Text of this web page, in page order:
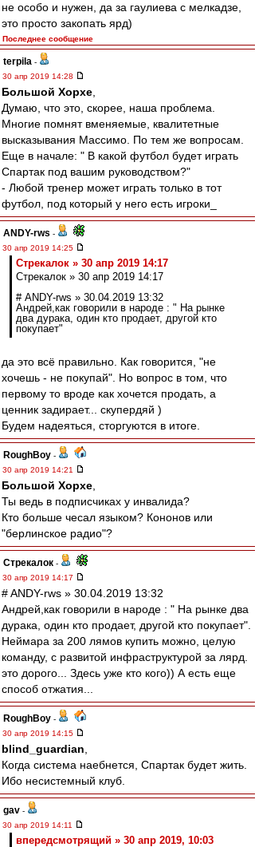
не особо и нужен, да за гаулиева с мелкадзе,
это просто закопать ярд)
Последнее сообщение
terpila -
30 апр 2019 14:28
Большой Хорхе
Думаю, что это, скорее, наша проблема.
Многие помнят вменяемые, квалитетные
высказывания Массимо. По тем же вопросам.
Еще в начале: " В какой футбол будет играть
Спартак под вашим руководством?"
- Любой тренер может играть только в тот
футбол, под который у него есть игроки_
ANDY-rws -
30 апр 2019 14:25
Стрекалок » 30 апр 2019 14:17
Стрекалок » 30 апр 2019 14:17
# ANDY-rws » 30.04.2019 13:32
Андрей,как говорили в народе : " На рынке
два дурака, один кто продает, другой кто
покупает"
да это всё правильно. Как говорится, "не
хочешь - не покупай". Но вопрос в том, что
первому то вроде как хочется продать, а
ценник задирает... скупердяй )
Будем надеяться, сторгуются в итоге.
RoughBoy -
30 апр 2019 14:21
Большой Хорхе
Ты ведь в подписчиках у инвалида?
Кто больше чесал языком? Кононов или
"берлинское радио"?
Стрекалок -
30 апр 2019 14:17
# ANDY-rws » 30.04.2019 13:32
Андрей,как говорили в народе : " На рынке два
дурака, один кто продает, другой кто покупает".
Неймара за 200 лямов купить можно, целую
команду, с развитой инфраструктурой за лярд.
это дорого... Здесь уже кто кого)) А есть еще
способ отжатия...
RoughBoy -
30 апр 2019 14:15
blind_guardian
Когда система наебнется, Спартак будет жить.
Ибо несистемный клуб.
gav -
30 апр 2019 14:11
впередсмотрящий » 30 апр 2019, 10:03